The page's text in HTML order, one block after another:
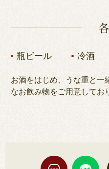
瓶ビール 冷酒
お酒をはじめ、うな重と一
なお飲み物をご用意してお